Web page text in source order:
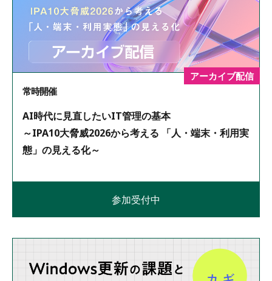
アーカイブ配信
常時開催
AI時代に見直したいIT管理の基本
～IPA10大脅威2026から考える 「人・端末・利用実
態」の見える化～
参加受付中